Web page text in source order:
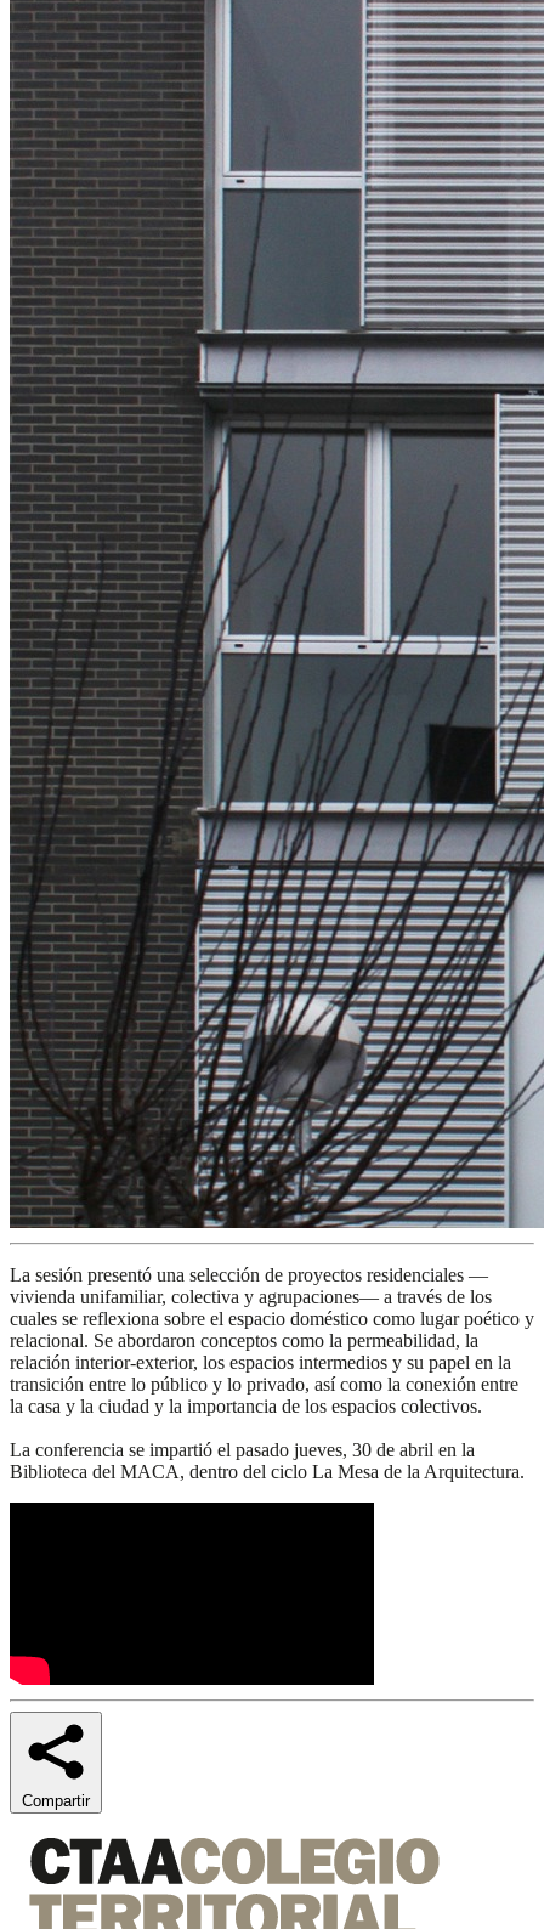
La sesión presentó una selección de proyectos residenciales —
vivienda unifamiliar, colectiva y agrupaciones— a través de los
cuales se reflexiona sobre el espacio doméstico como lugar poético y
relacional. Se abordaron conceptos como la permeabilidad, la
relación interior-exterior, los espacios intermedios y su papel en la
transición entre lo público y lo privado, así como la conexión entre
la casa y la ciudad y la importancia de los espacios colectivos.
La conferencia se impartió el pasado jueves, 30 de abril en la
Biblioteca del MACA, dentro del ciclo La Mesa de la Arquitectura.
Compartir